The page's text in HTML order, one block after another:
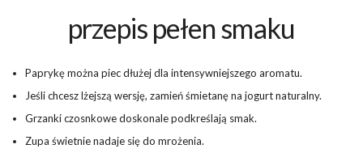
przepis pełen smaku
Paprykę można piec dłużej dla intensywniejszego aromatu.
Jeśli chcesz lżejszą wersję, zamień śmietanę na jogurt naturalny.
Grzanki czosnkowe doskonale podkreślają smak.
Zupa świetnie nadaje się do mrożenia.